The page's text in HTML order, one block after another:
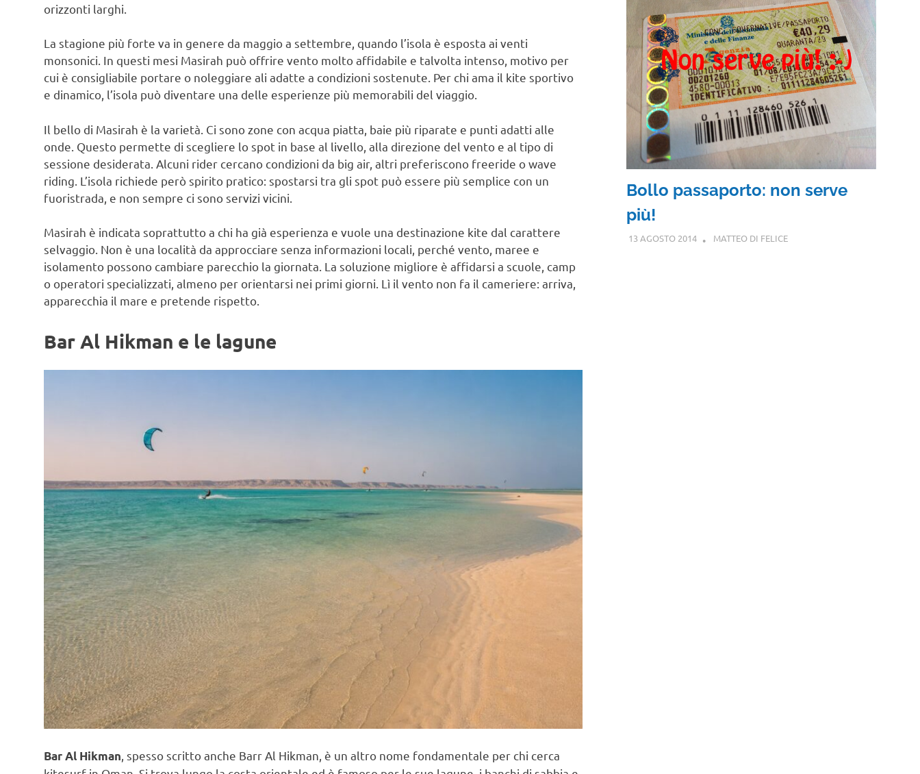
orizzonti larghi.
La stagione più forte va in genere da maggio a settembre, quando l’isola è esposta ai venti
monsonici. In questi mesi Masirah può offrire vento molto affidabile e talvolta intenso, motivo per
cui è consigliabile portare o noleggiare ali adatte a condizioni sostenute. Per chi ama il kite sportivo
e dinamico, l’isola può diventare una delle esperienze più memorabili del viaggio.
Il bello di Masirah è la varietà. Ci sono zone con acqua piatta, baie più riparate e punti adatti alle
onde. Questo permette di scegliere lo spot in base al livello, alla direzione del vento e al tipo di
sessione desiderata. Alcuni rider cercano condizioni da big air, altri preferiscono freeride o wave
riding. L’isola richiede però spirito pratico: spostarsi tra gli spot può essere più semplice con un
fuoristrada, e non sempre ci sono servizi vicini.
Masirah è indicata soprattutto a chi ha già esperienza e vuole una destinazione kite dal carattere
selvaggio. Non è una località da approcciare senza informazioni locali, perché vento, maree e
isolamento possono cambiare parecchio la giornata. La soluzione migliore è affidarsi a scuole, camp
o operatori specializzati, almeno per orientarsi nei primi giorni. Lì il vento non fa il cameriere: arriva,
apparecchia il mare e pretende rispetto.
Bar Al Hikman e le lagune
Bar Al Hikman , spesso scritto anche Barr Al Hikman, è un altro nome fondamentale per chi cerca
Bollo passaporto: non serve
più!
13 AGOSTO 2014 MATTEO DI FELICE